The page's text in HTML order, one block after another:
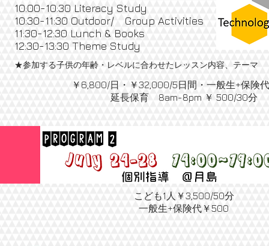
10:00-10:30 Literacy Study
10:30-11:30 Outdoor/ Group Activities
11:30-12:30 Lunch & Books
12:30-13:30 Theme Study
★参加する子供の年齢・レベルに合わせたレッスン内容、テーマ
￥6,800/日・￥32,000/5日間・一般生+保険
延長保育 8am-8pm ￥ 500/30分
こども1人￥3,500/50分
一般生+保険代￥500